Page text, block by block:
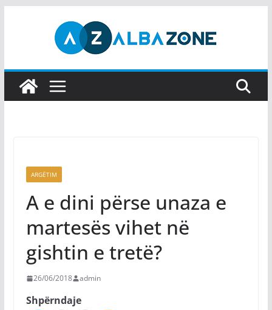
ARGËTIM
A e dini përse unaza e
martesës vihet në
gishtin e tretë?
26/06/2018 admin
Shpërndaje